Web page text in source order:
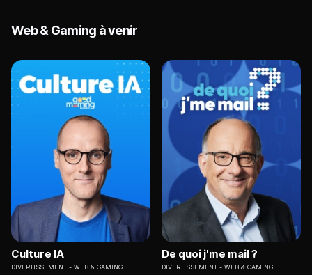
Web & Gaming à venir
Culture IA
DIVERTISSEMENT WEB & GAMING
De quoi j'me mail ?
DIVERTISSEMENT WEB & GAMING